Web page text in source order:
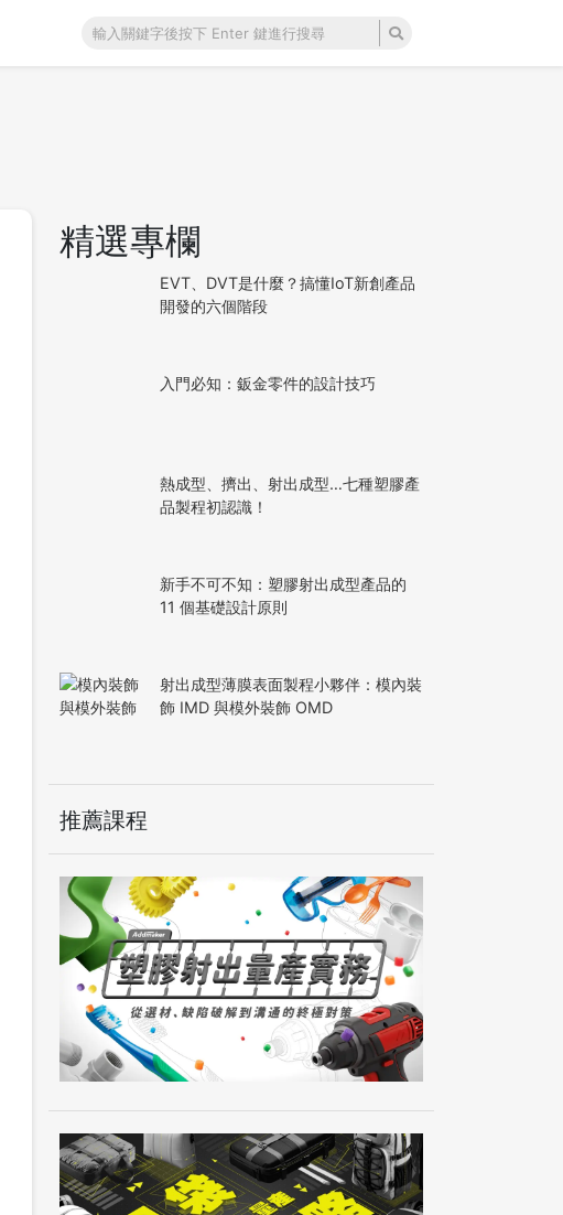
精選專欄
EVT、DVT是什麼？搞懂IoT新創產品
開發的六個階段
入門必知：鈑金零件的設計技巧
熱成型、擠出、射出成型…七種塑膠產
品製程初認識！
新手不可不知：塑膠射出成型產品的
11 個基礎設計原則
射出成型薄膜表面製程小夥伴：模內裝
飾 IMD 與模外裝飾 OMD
推薦課程